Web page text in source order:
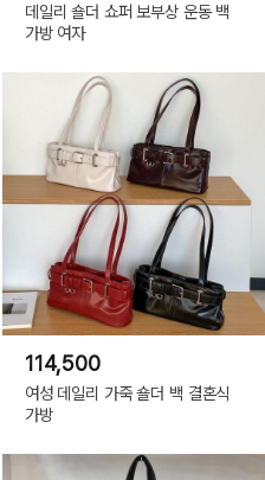
데일리 숄더 쇼퍼 보부상 운동 백
가방 여자
114,500
여성 데일리 가죽 숄더 백 결혼식
가방